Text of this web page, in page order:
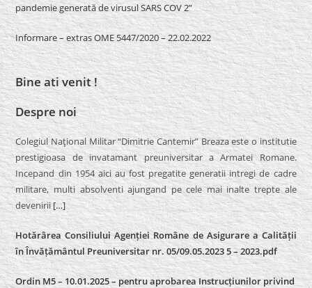
pandemie generată de virusul SARS COV 2”
Informare – extras OME 5447/2020 – 22.02.2022
Bine ati venit !
Despre noi
Colegiul Naţional Militar “Dimitrie Cantemir” Breaza este o institutie
prestigioasa de invatamant preuniversitar a Armatei Romane.
Incepand din 1954 aici au fost pregatite generatii intregi de cadre
militare, multi absolventi ajungand pe cele mai inalte trepte ale
devenirii[…]
Hotărârea Consiliului Agenției Române de Asigurare a Calității
în Învățământul Preuniversitar nr. 05/09.05.2023 5 – 2023.pdf
Ordin M5 – 10.01.2025 – pentru aprobarea Instrucțiunilor privind